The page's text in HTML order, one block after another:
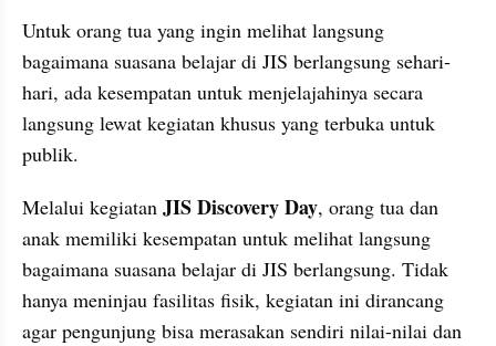
Untuk orang tua yang ingin melihat langsung
bagaimana suasana belajar di JIS berlangsung sehari-
hari, ada kesempatan untuk menjelajahinya secara
langsung lewat kegiatan khusus yang terbuka untuk
publik.
​Melalui kegiatan JIS Discovery Day, orang tua dan
anak memiliki kesempatan untuk melihat langsung
bagaimana suasana belajar di JIS berlangsung. Tidak
hanya meninjau fasilitas fisik, kegiatan ini dirancang
agar pengunjung bisa merasakan sendiri nilai-nilai dan